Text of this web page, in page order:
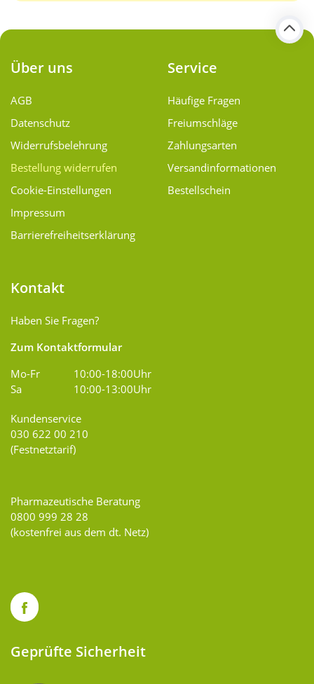
Über uns
AGB
Datenschutz
Widerrufsbelehrung
Bestellung widerrufen
Cookie-Einstellungen
Impressum
Barrierefreiheitserklärung
Service
Häufige Fragen
Freiumschläge
Zahlungsarten
Versand­informationen
Bestellschein
Kontakt
Haben Sie Fragen?
Zum Kontaktformular
Mo-Fr
10:00-18:00Uhr
Sa
10:00-13:00Uhr
Kundenservice
030 622 00 210
(Festnetztarif)
Pharmazeutische Beratung
0800 999 28 28
(kostenfrei aus dem dt. Netz)
Geprüfte Sicherheit